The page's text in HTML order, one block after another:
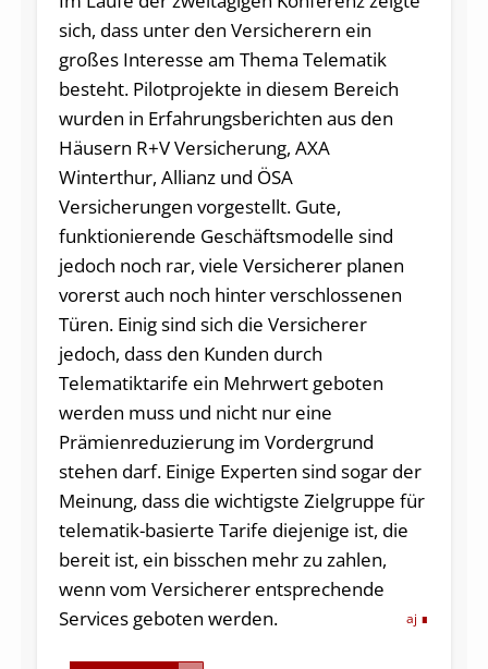
sich, dass unter den Versicherern ein
großes Interesse am Thema Telematik
besteht. Pilotprojekte in diesem Bereich
wurden in Erfahrungsberichten aus den
Häusern R+V Versicherung, AXA
Winterthur, Allianz und ÖSA
Versicherungen vorgestellt. Gute,
funktionierende Geschäftsmodelle sind
jedoch noch rar, viele Versicherer planen
vorerst auch noch hinter verschlossenen
Türen. Einig sind sich die Versicherer
jedoch, dass den Kunden durch
Telematiktarife ein Mehrwert geboten
werden muss und nicht nur eine
Prämienreduzierung im Vordergrund
stehen darf. Einige Experten sind sogar der
Meinung, dass die wichtigste Zielgruppe für
telematik-basierte Tarife diejenige ist, die
bereit ist, ein bisschen mehr zu zahlen,
wenn vom Versicherer entsprechende
Services geboten werden.
aj